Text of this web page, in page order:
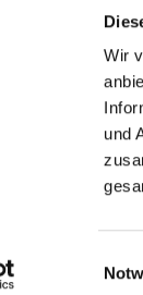
Wir
und